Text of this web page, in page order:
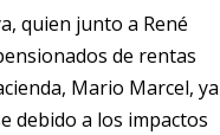
quien junto a René
de rentas
Mario Marcel, ya
debido a los impactos